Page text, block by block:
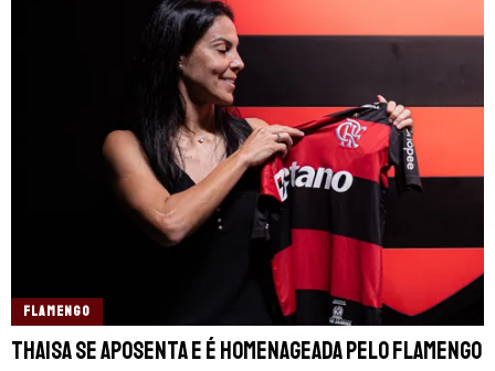
FLAMENGO
Thaisa se aposenta e é homenageada pelo Flamengo